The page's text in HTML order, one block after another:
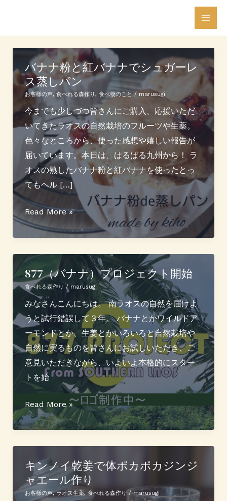
を
バナナ粉と紅バナナでシュガーレ
ス蒸しパン
お客様の声, 食べれる森作り, 食べ物のこと/ marusugi
今までも少しづつ皆さんにご購入、応援いただ
いてきたラオスの自然栽培のフルーツや生薬。
色々なところから、使った感想や嬉しい報告が
届いています。本日は、はるばる九州から！ ラ
オスの熟したバナナ粉と紅バナナを使ったとっ
てもヘル […]
バ
ナ
ナ
粉
と
紅
バ
ナ
ナ
で
シ
ュ
ガ
ー
レ
ス
蒸
し
パ
ン
Read More »
877（バナナ）プロジェクト開始
食べれる森作り / marusugi
みなさんこんにちは。 南ラオスの自然を届けよ
うと試行錯誤して３年。 バナナとかワイルドア
ーモンドとか、生姜とかいろいろと自然栽培や
自然に実るものを皆さんにお試しいただき、ご
意見いただきながら、いよいよ本格的にスター
トを始
877（バ
ナ
ナ）
プ
ロ
ジ
ェ
Read More »
キンノイ乾姜で体ポカポカジンジ
ャエール作り
お客様の声,ラオス生薬,食べれる森作り /marusugi